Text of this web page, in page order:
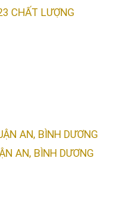
CHẤT LƯỢNG
AN, BÌNH DƯƠNG